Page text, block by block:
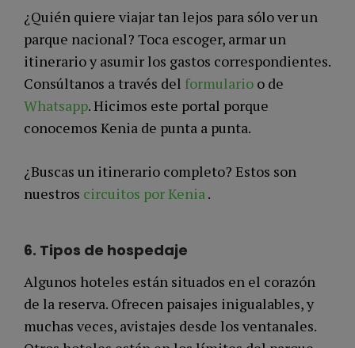
¿Quién quiere viajar tan lejos para sólo ver un
parque nacional? Toca escoger, armar un
itinerario y asumir los gastos correspondientes.
Consúltanos a través del formulario o de
Whatsapp. Hicimos este portal porque
conocemos Kenia de punta a punta.
¿Buscas un itinerario completo? Estos son
nuestros circuitos por Kenia.
6. Tipos de hospedaje
Algunos hoteles están situados en el corazón
de la reserva. Ofrecen paisajes inigualables, y
muchas veces, avistajes desde los ventanales.